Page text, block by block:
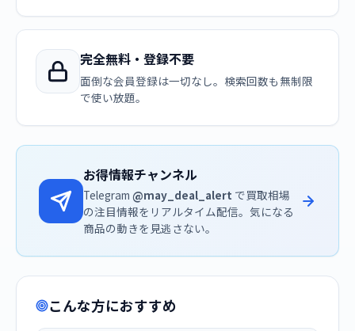
完全無料・登録不要
面倒な会員登録は一切なし。検索回数も無制限
で使い放題。
お得情報チャンネル
Telegram @may_deal_alert で買取相場
の注目情報をリアルタイム配信。気になる
商品の動きを見逃さない。
こんな方におすすめ